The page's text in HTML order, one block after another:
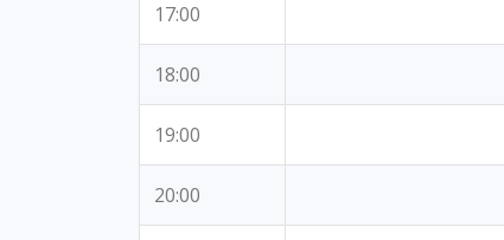
17:00
18:00
19:00
20:00